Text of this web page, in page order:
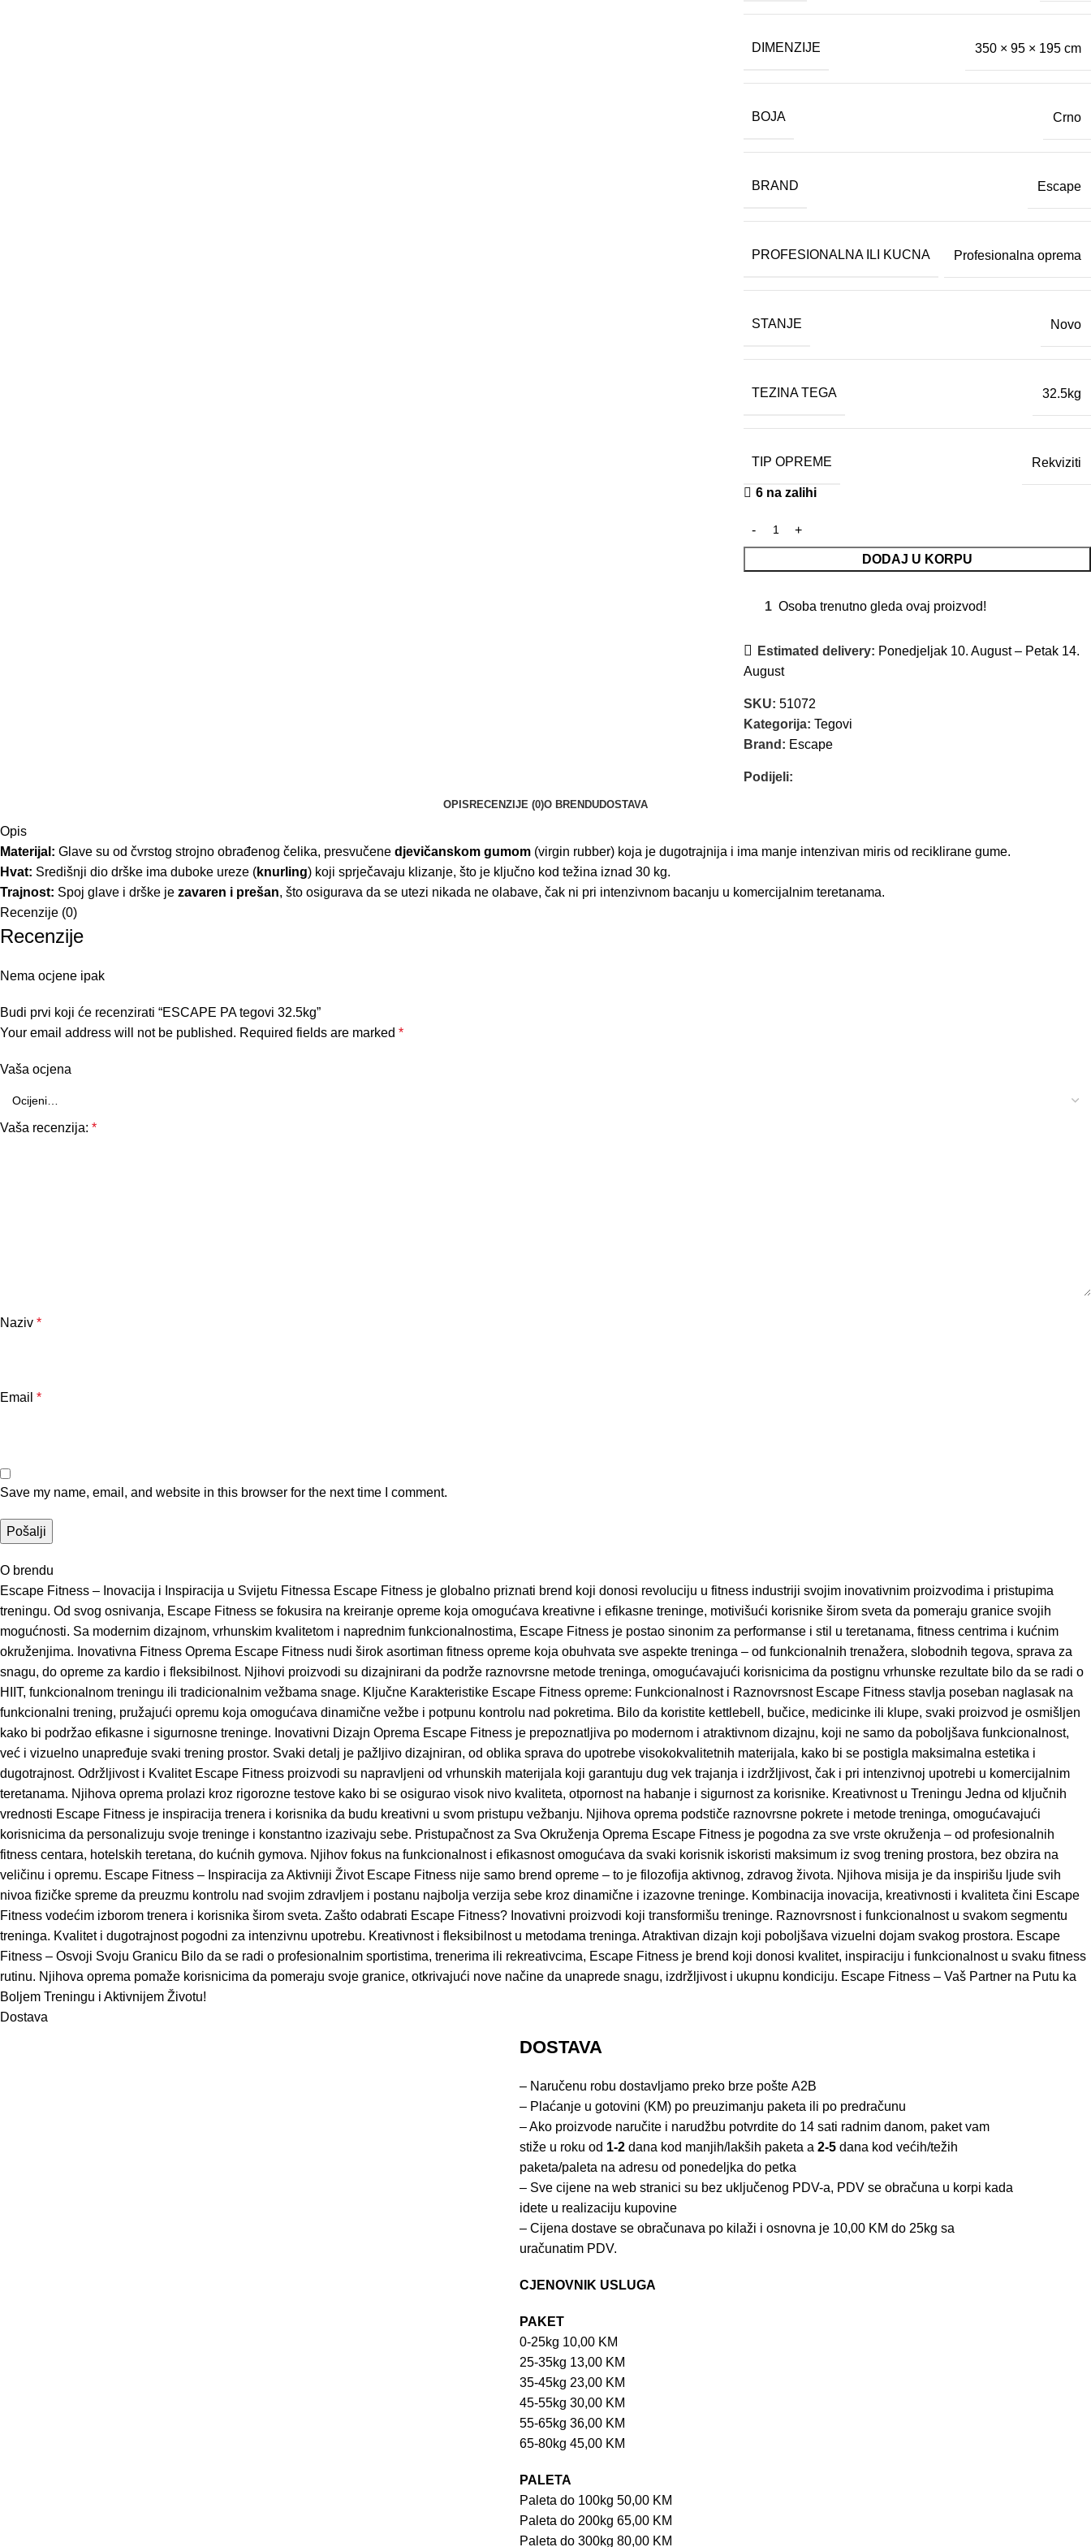
DIMENZIJE 350 × 95 × 195 cm
BOJA Crno
BRAND Escape
PROFESIONALNA ILI KUCNA Profesionalna oprema
STANJE Novo
TEZINA TEGA 32.5kg
TIP OPREME Rekviziti
6 na zalihi
DODAJ U KORPU
1 Osoba trenutno gleda ovaj proizvod!
Estimated delivery: Ponedjeljak 10. August – Petak 14.
August
SKU: 51072
Kategorija: Tegovi
Brand: Escape
Podijeli:
OPIS RECENZIJE (0)O BRENDUDOSTAVA
Opis
Materijal: Glave su od čvrstog strojno obrađenog čelika, presvučene djevičanskom gumom (virgin rubber) koja je dugotrajnija i ima manje intenzivan miris od reciklirane gume.
Hvat: Središnji dio drške ima duboke ureze (knurling) koji sprječavaju klizanje, što je ključno kod težina iznad 30 kg.
Trajnost: Spoj glave i drške je zavaren i prešan, što osigurava da se utezi nikada ne olabave, čak ni pri intenzivnom bacanju u komercijalnim teretanama.
Recenzije (0)
Recenzije
Nema ocjene ipak
Budi prvi koji će recenzirati “ESCAPE PA tegovi 32.5kg”
Your email address will not be published. Required fields are marked *
Vaša ocjena
Vaša recenzija: *
Naziv *
Email *
Save my name, email, and website in this browser for the next time I comment.
O brendu
Escape Fitness – Inovacija i Inspiracija u Svijetu Fitnessa Escape Fitness je globalno priznati brend koji donosi revoluciju u fitness industriji svojim inovativnim proizvodima i pristupima
treningu. Od svog osnivanja, Escape Fitness se fokusira na kreiranje opreme koja omogućava kreativne i efikasne treninge, motivišući korisnike širom sveta da pomeraju granice svojih
mogućnosti. Sa modernim dizajnom, vrhunskim kvalitetom i naprednim funkcionalnostima, Escape Fitness je postao sinonim za performanse i stil u teretanama, fitness centrima i kućnim
okruženjima. Inovativna Fitness Oprema Escape Fitness nudi širok asortiman fitness opreme koja obuhvata sve aspekte treninga – od funkcionalnih trenažera, slobodnih tegova, sprava za
snagu, do opreme za kardio i fleksibilnost. Njihovi proizvodi su dizajnirani da podrže raznovrsne metode treninga, omogućavajući korisnicima da postignu vrhunske rezultate bilo da se radi o
HIIT, funkcionalnom treningu ili tradicionalnim vežbama snage. Ključne Karakteristike Escape Fitness opreme: Funkcionalnost i Raznovrsnost Escape Fitness stavlja poseban naglasak na
funkcionalni trening, pružajući opremu koja omogućava dinamične vežbe i potpunu kontrolu nad pokretima. Bilo da koristite kettlebell, bučice, medicinke ili klupe, svaki proizvod je osmišljen
kako bi podržao efikasne i sigurnosne treninge. Inovativni Dizajn Oprema Escape Fitness je prepoznatljiva po modernom i atraktivnom dizajnu, koji ne samo da poboljšava funkcionalnost,
već i vizuelno unapređuje svaki trening prostor. Svaki detalj je pažljivo dizajniran, od oblika sprava do upotrebe visokokvalitetnih materijala, kako bi se postigla maksimalna estetika i
dugotrajnost. Održljivost i Kvalitet Escape Fitness proizvodi su napravljeni od vrhunskih materijala koji garantuju dug vek trajanja i izdržljivost, čak i pri intenzivnoj upotrebi u komercijalnim
teretanama. Njihova oprema prolazi kroz rigorozne testove kako bi se osigurao visok nivo kvaliteta, otpornost na habanje i sigurnost za korisnike. Kreativnost u Treningu Jedna od ključnih
vrednosti Escape Fitness je inspiracija trenera i korisnika da budu kreativni u svom pristupu vežbanju. Njihova oprema podstiče raznovrsne pokrete i metode treninga, omogućavajući
korisnicima da personalizuju svoje treninge i konstantno izazivaju sebe. Pristupačnost za Sva Okruženja Oprema Escape Fitness je pogodna za sve vrste okruženja – od profesionalnih
fitness centara, hotelskih teretana, do kućnih gymova. Njihov fokus na funkcionalnost i efikasnost omogućava da svaki korisnik iskoristi maksimum iz svog trening prostora, bez obzira na
veličinu i opremu. Escape Fitness – Inspiracija za Aktivniji Život Escape Fitness nije samo brend opreme – to je filozofija aktivnog, zdravog života. Njihova misija je da inspirišu ljude svih
nivoa fizičke spreme da preuzmu kontrolu nad svojim zdravljem i postanu najbolja verzija sebe kroz dinamične i izazovne treninge. Kombinacija inovacija, kreativnosti i kvaliteta čini Escape
Fitness vodećim izborom trenera i korisnika širom sveta. Zašto odabrati Escape Fitness? Inovativni proizvodi koji transformišu treninge. Raznovrsnost i funkcionalnost u svakom segmentu
treninga. Kvalitet i dugotrajnost pogodni za intenzivnu upotrebu. Kreativnost i fleksibilnost u metodama treninga. Atraktivan dizajn koji poboljšava vizuelni dojam svakog prostora. Escape
Fitness – Osvoji Svoju Granicu Bilo da se radi o profesionalnim sportistima, trenerima ili rekreativcima, Escape Fitness je brend koji donosi kvalitet, inspiraciju i funkcionalnost u svaku fitness
rutinu. Njihova oprema pomaže korisnicima da pomeraju svoje granice, otkrivajući nove načine da unaprede snagu, izdržljivost i ukupnu kondiciju. Escape Fitness – Vaš Partner na Putu ka
Boljem Treningu i Aktivnijem Životu!
Dostava
DOSTAVA
– Naručenu robu dostavljamo preko brze pošte A2B
– Plaćanje u gotovini (KM) po preuzimanju paketa ili po predračunu
– Ako proizvode naručite i narudžbu potvrdite do 14 sati radnim danom, paket vam
stiže u roku od 1-2 dana kod manjih/lakših paketa a 2-5 dana kod većih/težih
paketa/paleta na adresu od ponedeljka do petka
– Sve cijene na web stranici su bez uključenog PDV-a, PDV se obračuna u korpi kada
idete u realizaciju kupovine
– Cijena dostave se obračunava po kilaži i osnovna je 10,00 KM do 25kg sa
uračunatim PDV.
CJENOVNIK USLUGA
PAKET
0-25kg 10,00 KM
25-35kg 13,00 KM
35-45kg 23,00 KM
45-55kg 30,00 KM
55-65kg 36,00 KM
65-80kg 45,00 KM
PALETA
Paleta do 100kg 50,00 KM
Paleta do 200kg 65,00 KM
Paleta do 300kg 80,00 KM